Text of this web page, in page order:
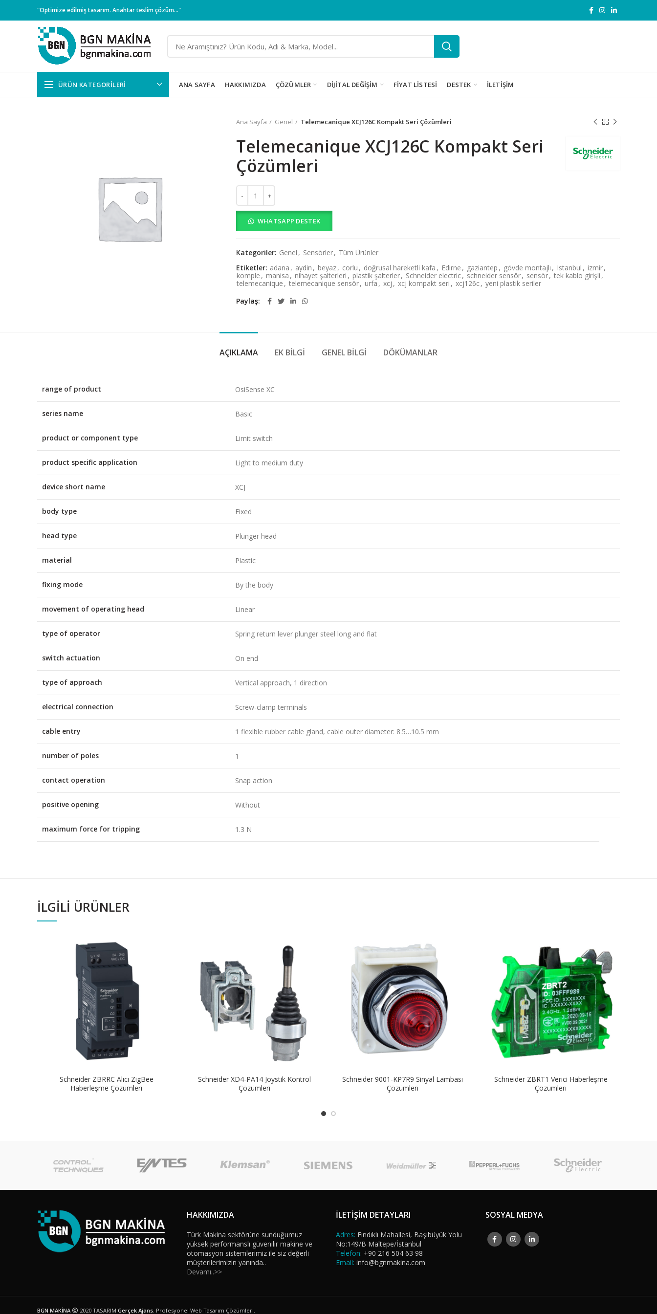
"Optimize edilmiş tasarım. Anahtar teslim çözüm..."
ÜRÜN KATEGORILERI ANA SAYFA HAKKIMIZDA ÇÖZÜMLER DIJITAL DEĞIŞIM FIYAT LISTESI DESTEK İLETIŞIM
Ana Sayfa Genel Telemecanique XCJ126C Kompakt Seri Çözümleri
Telemecanique XCJ126C Kompakt Seri
Çözümleri
Telemecanique XCJ126C Kompakt Seri Çözümleri adet
WHATSAPP DESTEK
Kategoriler: Genel , Sensörler, Tüm Ürünler
Etiketler: adana , aydin , beyaz, corlu , doğrusal hareketli kafa , Edirne , gaziantep , gövde montajlı , Istanbul , izmir,
komple , manisa , nihayet şalterleri , plastik şalterler, Schneider electric, schneider sensör, sensör, tek kablo girişli ,
telemecanique , telemecanique sensör, urfa , xcj , xcj kompakt seri , xcj126c, yeni plastik seriler
Paylaş
AÇIKLAMA EK BILGI GENEL BILGI DÖKÜMANLAR
range of product OsiSense XC
series name Basic
product or component type Limit switch
product specific application Light to medium duty
device short name XCJ
body type Fixed
head type Plunger head
material Plastic
fixing mode By the body
movement of operating head Linear
type of operator Spring return lever plunger steel long and flat
switch actuation On end
type of approach Vertical approach, 1 direction
electrical connection Screw-clamp terminals
cable entry 1 flexible rubber cable gland, cable outer diameter: 8.5…10.5 mm
number of poles 1
contact operation Snap action
positive opening Without
maximum force for tripping 1.3 N
İLGILI ÜRÜNLER
Schneider ZBRRC Alıcı ZigBee
Haberleşme Çözümleri
Schneider XD4-PA14 Joystik Kontrol
Çözümleri
Schneider 9001-KP7R9 Sinyal Lambası
Çözümleri
Schneider ZBRT1 Verici Haberleşme
Çözümleri
HAKKIMIZDA
Türk Makina sektörüne sunduğumuz
yüksek performanslı güvenilir makine ve
otomasyon sistemlerimiz ile siz değerli
müşterilerimizin yanında..
Devamı..>>
İLETİŞİM DETAYLARI
Adres: Fındıklı Mahallesi, Başıbüyük Yolu
No:149/B Maltepe/İstanbul
Telefon: +90 216 504 63 98
Email: info@bgnmakina.com
SOSYAL MEDYA
BGN MAKİNA 2020 TASARIM Gerçek Ajans. Profesyonel Web Tasarım Çözümleri.